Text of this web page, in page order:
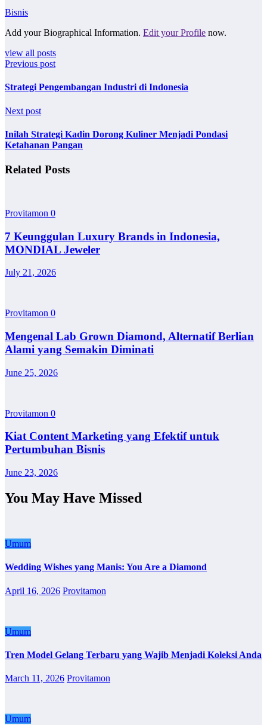
Bisnis
Add your Biographical Information. Edit your Profile now.
view all posts
Previous post
Strategi Pengembangan Industri di Indonesia
Next post
Inilah Strategi Kadin Dorong Kuliner Menjadi Pondasi
Ketahanan Pangan
Related Posts
Provitamon 0
7 Keunggulan Luxury Brands in Indonesia,
MONDIAL Jeweler
July 21, 2026
Provitamon 0
Mengenal Lab Grown Diamond, Alternatif Berlian
Alami yang Semakin Diminati
June 25, 2026
Provitamon 0
Kiat Content Marketing yang Efektif untuk
Pertumbuhan Bisnis
June 23, 2026
You May Have Missed
Umum
Wedding Wishes yang Manis: You Are a Diamond
April 16, 2026 Provitamon
Umum
Tren Model Gelang Terbaru yang Wajib Menjadi Koleksi Anda
March 11, 2026 Provitamon
Umum